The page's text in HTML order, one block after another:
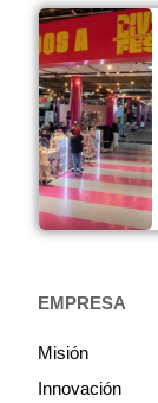
EMPRESA
Misión
Innovación